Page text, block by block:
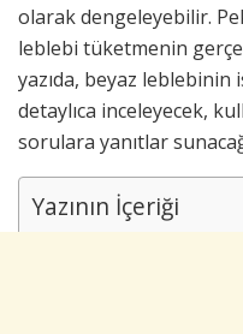
olarak dengeleyebilir.
leblebi tüketmenin
yazıda, beyaz
detaylıca inceleyecek,
sorulara yanıtlar
Yazının İçeriği